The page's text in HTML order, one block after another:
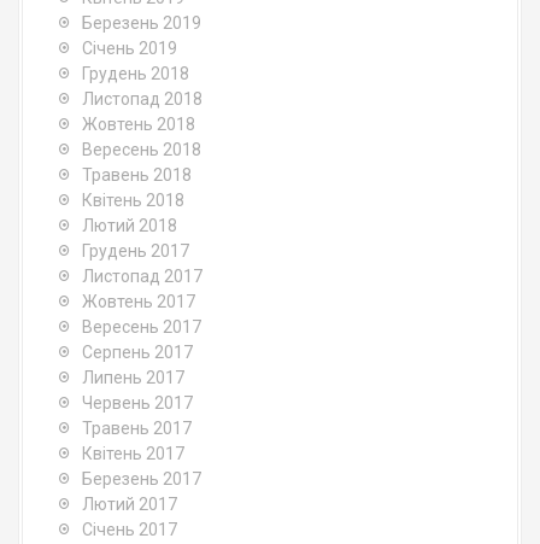
Березень 2019
Січень 2019
Грудень 2018
Листопад 2018
Жовтень 2018
Вересень 2018
Травень 2018
Квітень 2018
Лютий 2018
Грудень 2017
Листопад 2017
Жовтень 2017
Вересень 2017
Серпень 2017
Липень 2017
Червень 2017
Травень 2017
Квітень 2017
Березень 2017
Лютий 2017
Січень 2017